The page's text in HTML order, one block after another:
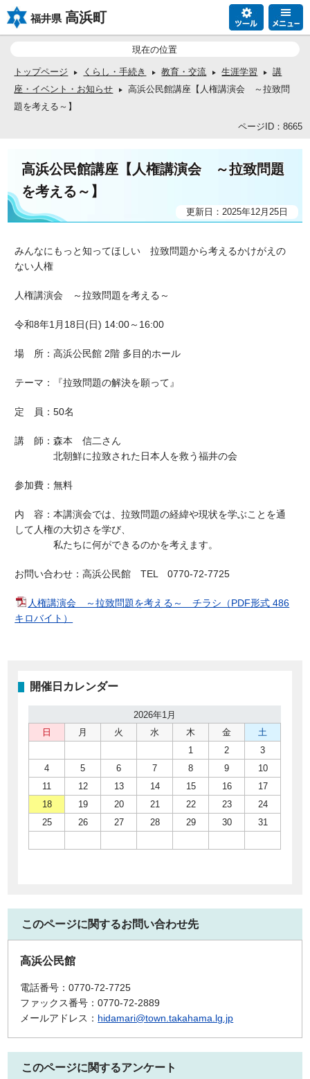
福井県 高浜町
現在の位置
トップページ くらし・手続き 教育・交流 生涯学習
講
座・イベント・お知らせ
高浜公民館講座【人権講演会 ～拉致問
題を考える～】
ページID：8665
高浜公民館講座【人権講演会 ～拉致問題
を考える～】
更新日：2025年12月25日
みんなにもっと知ってほしい 拉致問題から考えるかけがえの
ない人権
人権講演会 ～拉致問題を考える～
令和8年1月18日(日) 14:00～16:00
場 所：高浜公民館 2階 多目的ホール
テーマ：『拉致問題の解決を願って』
定 員：50名
講 師：森本 信二さん
北朝鮮に拉致された日本人を救う福井の会
参加費：無料
内 容：本講演会では、拉致問題の経緯や現状を学ぶことを通
して人権の大切さを学び、
私たちに何ができるのかを考えます。
お問い合わせ：高浜公民館 TEL 0770-72-7725
人権講演会 ～拉致問題を考える～ チラシ（PDF形式 486
キロバイト）
開催日カレンダー
2026年1月
日
月 火 水 木 金
土
1
2
3
4
5 6 7 8 9
10
11
12 13 14 15 16
17
18
19 20 21 22 23
24
25
26 27 28 29 30 31
このページに関するお問い合わせ先
高浜公民館
電話番号：0770-72-7725
ファックス番号：0770-72-2889
メールアドレス： hidamari@town.takahama.lg.jp
このページに関するアンケート